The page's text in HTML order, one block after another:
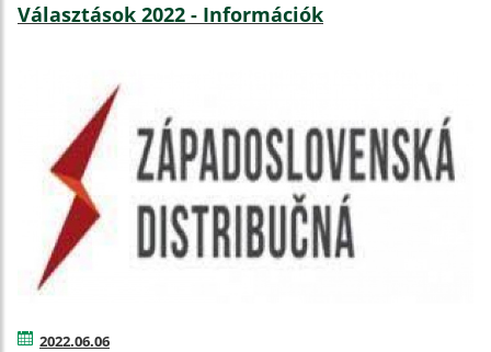
Választások 2022 - Információk
2022.06.06